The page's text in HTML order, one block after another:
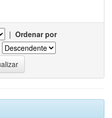
| Ordenar por